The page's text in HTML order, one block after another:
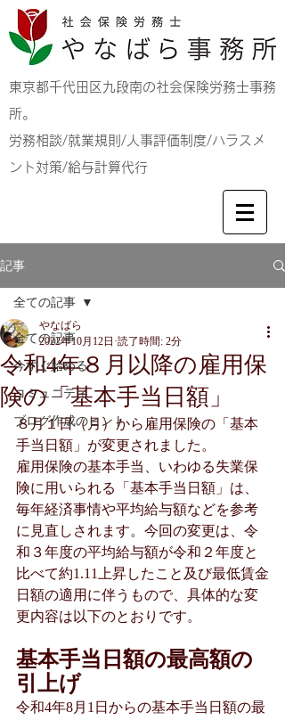
東京都千代田区九段南の社会保険労務士事務
所。
労務相談/就業規則/人事評価制度/ハラスメ
ント対策/給与計算代行
記事
全ての記事
今すぐ始める
コミュニティ
ブログ作成のヒント
全ての記事
令和4年８月以降の雇用保
険の「基本手当日額」
やなばら
2022年10月12日 読了時間: 2分
８月１日（月）から雇用保険の「基本
手当日額」が変更されました。
雇用保険の基本手当、いわゆる失業保
険に用いられる「基本手当日額」は、
毎年経済事情や平均給与額などを参考
に見直しされます。今回の変更は、令
和３年度の平均給与額が令和２年度と
比べて約1.11上昇したこと及び最低賃金
日額の適用に伴うもので、具体的な変
更内容は以下のとおりです。
基本手当日額の最高額の
引上げ
令和4年8月1日からの基本手当日額の最